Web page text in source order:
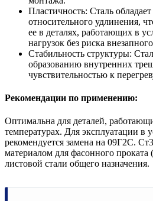
Пластичность: Сталь
относительного удлинения,
ее в деталях, работающих в
нагрузок без риска
Стабильность структуры:
образованию внутренних
чувствительностью к
Рекомендации по применению:
Оптимальна для деталей,
температурах. Для эксплуатации в
рекомендуется замена на 09Г2С.
материалом для фасонного проката
листовой стали общего назначения.